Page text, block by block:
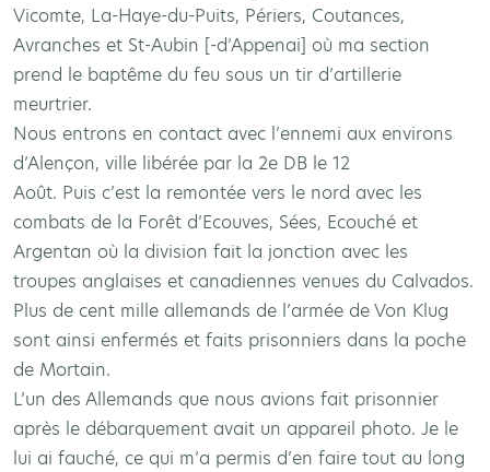
Vicomte, La-Haye-du-Puits, Périers, Coutances,
Avranches et St-Aubin [-d’Appenai] où ma section
prend le baptême du feu sous un tir d’artillerie
meurtrier.
Nous entrons en contact avec l’ennemi aux environs
d’Alençon, ville libérée par la 2e DB le 12
Août. Puis c’est la remontée vers le nord avec les
combats de la Forêt d’Ecouves, Sées, Ecouché et
Argentan où la division fait la jonction avec les
troupes anglaises et canadiennes venues du Calvados.
Plus de cent mille allemands de l’armée de Von Klug
sont ainsi enfermés et faits prisonniers dans la poche
de Mortain.
L’un des Allemands que nous avions fait prisonnier
après le débarquement avait un appareil photo. Je le
lui ai fauché, ce qui m’a permis d’en faire tout au long